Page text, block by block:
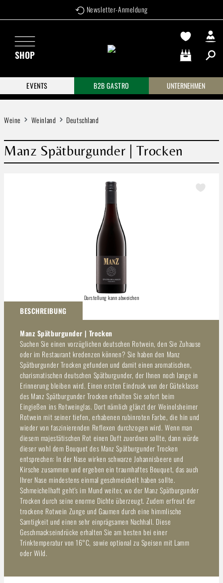
Zum Hauptinhalt springen Newsletter-Anmeldung
SHOP
Warenkorb
EVENTS
B2B GASTRO UNTERNEHMEN
Weine Weinland Deutschland
Manz Spätburgunder | Trocken
Darstellung kann abweichen
BESCHREIBUNG
Manz Spätburgunder | Trocken
Suchen Sie einen vorzüglichen deutschen Rotwein, den Sie Zuhause
oder im Restaurant kredenzen können? Sie haben den Manz
Spätburgunder Trocken gefunden und damit einen aromatischen,
charismatischen deutschen Spätburgunder, der Ihnen noch lange in
Erinnerung bleiben wird. Einen ersten Eindruck von der Güteklasse
des Manz Spätburgunder Trocken erhalten Sie sofort beim
Eingießen ins Rotweinglas. Dort nämlich glänzt der Weinolsheimer
Rotwein mit seiner tiefen, erhabenen rubinroten Farbe, die hin und
wieder von faszinierenden Reflexen durchzogen wird. Wenn man
diesem majestätischen Rot einen Duft zuordnen sollte, dann würde
dieser wohl dem Bouquet des Manz Spätburgunder Trocken
entsprechen: In der Nase wirken schwarze Johannisbeere und
Kirsche zusammen und ergeben ein traumhaftes Bouquet, das auch
Ihrer Nase mindestens einmal geschmeichelt haben sollte.
Schmeichelhaft geht's im Mund weiter, wo der Manz Spätburgunder
Trocken durch seine enorme Dichte überzeugt. Zudem erfreut der
trockene Rotwein Zunge und Gaumen durch eine himmlische
Samtigkeit und einen sehr einprägsamen Nachhall. Diese
Geschmackseindrücke erhalten Sie am besten bei einer
Trinktemperatur von 16°C, sowie optional zu Speisen mit Lamm
oder Wild.